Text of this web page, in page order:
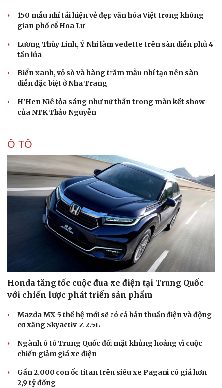
Dinh dưỡng - món ngon
Cây thuốc
Nam khoa
Làm đẹp - giảm cân
Phòng mạch online
Ăn sạch sống khỏe
Nhà đẹp
150 mẫu nhí tái hiện vẻ đẹp văn hóa Việt trong không
gian phố cổ Hoa Lư
Lương Thùy Linh, Ý Nhi làm vedette trên sàn diễn phủ 4
tấn lúa
Biển xanh, vỏ sò và hàng trăm mẫu nhí tạo nên sàn
diễn đặc biệt ở Nha Trang
H'Hen Niê tỏa sáng như nữ thần trong màn kết show
của NTK Thảo Nguyễn
Ô TÔ
Honda tăng tốc cuộc đua xe điện tại Trung Quốc
với chiến lược phát triển sản phẩm
Mazda MX-5 thế hệ mới sẽ có cả bản thuần điện và động
cơ xăng Skyactiv-Z 2.5L
Ngành ô tô Trung Quốc đối mặt khủng hoảng vì cuộc
chiến giảm giá xe điện
Gần 2.000 con ốc titan trên siêu xe Pagani có giá hơn
2,9 tỷ đồng